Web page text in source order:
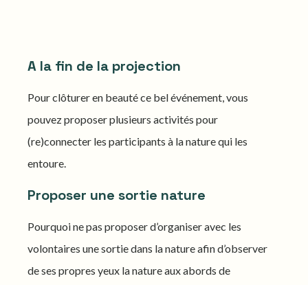
A la fin de la projection
Pour clôturer en beauté ce bel événement, vous
pouvez proposer plusieurs activités pour
(re)connecter les participants à la nature qui les
entoure.
Proposer une sortie nature
Pourquoi ne pas proposer d’organiser avec les
volontaires une sortie dans la nature afin d’observer
de ses propres yeux la nature aux abords de